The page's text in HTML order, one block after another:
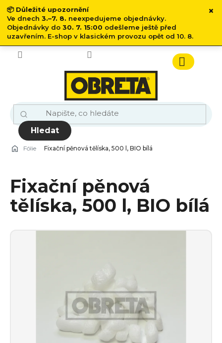
📦 Důležité upozornění
Ve dnech 3.–7. 8. neexpedujeme objednávky.
Objednávky do 30. 7. 15:00 odešleme ještě před
uzavřením. E-shop v klasickém provozu opět od 10. 8.
×
Přejít
obsah
Hledat
Nákupní
košík
Fólie Fixační pěnová tělíska, 500 l, BIO bílá
Fixační pěnová
tělíska, 500 l, BIO bílá